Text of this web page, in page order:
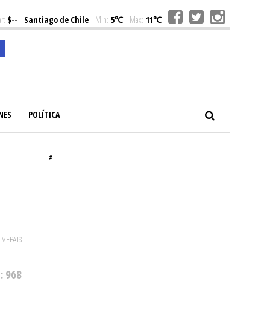
$-- Santiago de Chile Min: 5℃ Max: 11℃
POLÍTICA
968
#